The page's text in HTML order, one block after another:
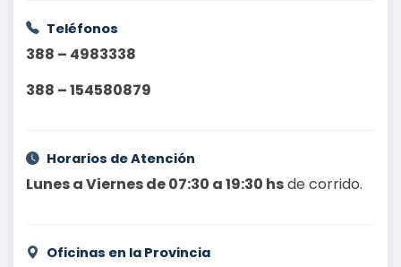
Teléfonos
388 – 4983338
388 – 154580879
Horarios de Atención
Lunes a Viernes de 07:30 a 19:30 hsde corrido.
Oficinas en la Provincia